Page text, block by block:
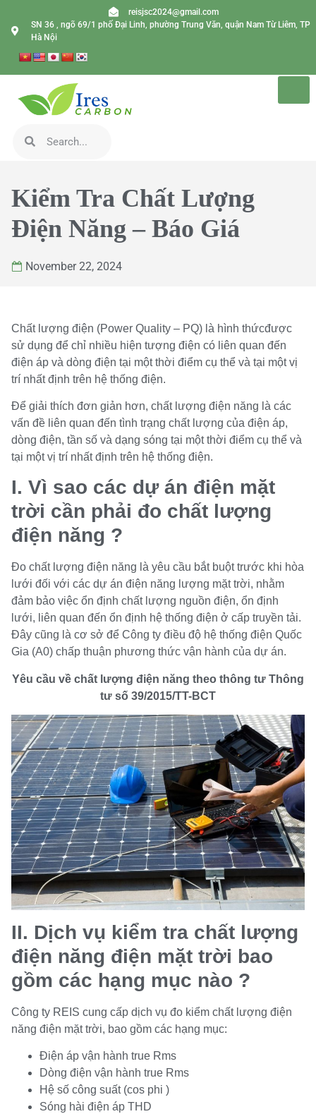
reisjsc2024@gmail.com
SN 36 , ngõ 69/1 phố Đại Linh, phường Trung Văn, quận Nam Từ Liêm, TP
Hà Nội
Kiểm Tra Chất Lượng
Điện Năng – Báo Giá
November 22, 2024
Chất lượng điện (Power Quality – PQ) là hình thứcđược
sử dụng để chỉ nhiều hiện tượng điện có liên quan đến
điện áp và dòng điện tại một thời điểm cụ thể và tại một vị
trí nhất định trên hệ thống điện.
Để giải thích đơn giản hơn, chất lượng điện năng là các
vấn đề liên quan đến tình trạng chất lượng của điện áp,
dòng điện, tần số và dạng sóng tại một thời điểm cụ thể và
tại một vị trí nhất định trên hệ thống điện.
I. Vì sao các dự án điện mặt
trời cần phải đo chất lượng
điện năng ?
Đo chất lượng điện năng là yêu cầu bắt buột trước khi hòa
lưới đối với các dự án điện năng lượng mặt trời, nhằm
đảm bảo việc ổn định chất lượng nguồn điện, ổn định
lưới, liên quan đến ổn định hệ thống điện ở cấp truyền tải.
Đây cũng là cơ sở để Công ty điều độ hệ thống điện Quốc
Gia (A0) chấp thuận phương thức vận hành của dự án.
Yêu cầu về chất lượng điện năng theo thông tư Thông
tư số 39/2015/TT-BCT
II. Dịch vụ kiểm tra chất lượng
điện năng điện mặt trời bao
gồm các hạng mục nào ?
Công ty REIS cung cấp dịch vụ đo kiểm chất lượng điện
năng điện mặt trời, bao gồm các hạng mục:
Điện áp vận hành true Rms
Dòng điện vận hành true Rms
Hệ số công suất (cos phi )
Sóng hài điện áp THD